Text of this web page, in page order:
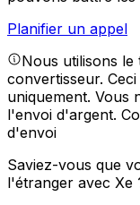
Planifier un appel
Nous utilisons
convertisseur.
uniquement. Vous
l'envoi d'argent.
d'envoi
Saviez-vous que
l'étranger avec Xe